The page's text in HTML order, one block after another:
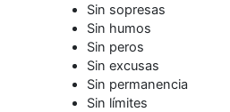
Sin sopresas
Sin humos
Sin peros
Sin excusas
Sin permanencia
Sin límites